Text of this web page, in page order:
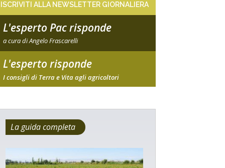
ISCRIVITI ALLA NEWSLETTER GIORNALIERA
L'esperto Pac risponde
a cura di Angelo Frascarelli
L'esperto risponde
I consigli di Terra e Vita agli agricoltori
La guida completa